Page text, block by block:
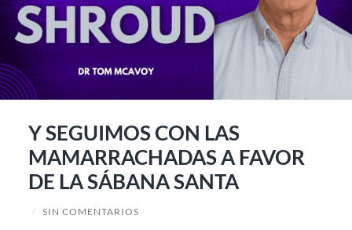
Y SEGUIMOS CON LAS
MAMARRACHADAS A FAVOR
DE LA SÁBANA SANTA
/ SIN COMENTARIOS